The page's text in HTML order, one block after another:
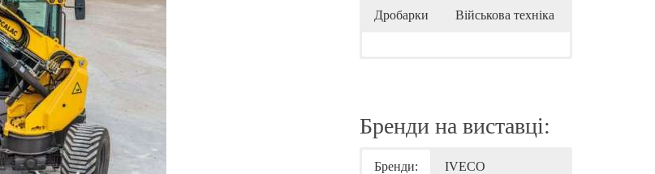
Дробарки Військова техніка
Бренди на виставці:
Бренди: IVECO